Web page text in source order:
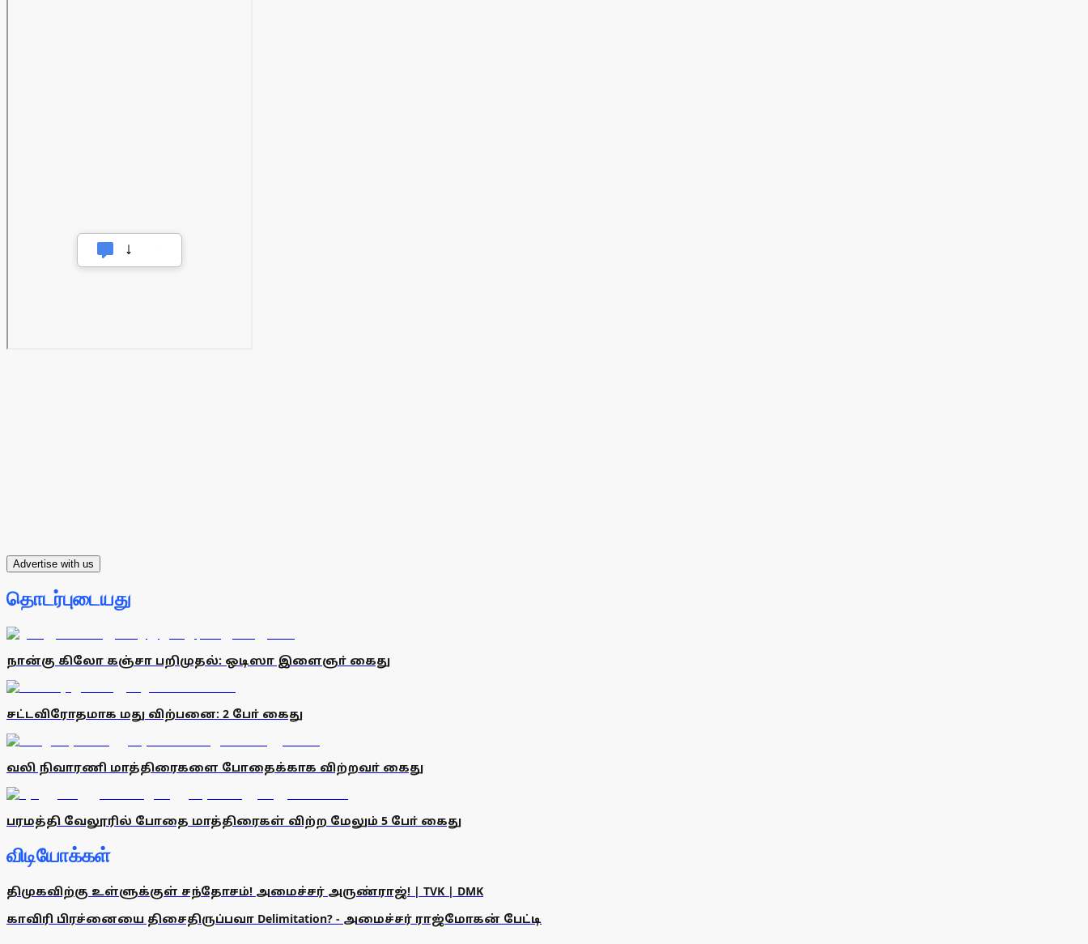
Advertise with us
தொடர்புடையது
நான்கு கிலோ கஞ்சா பறிமுதல்: ஒடிஸா இளைஞா் கைது
சட்டவிரோதமாக மது விற்பனை: 2 போ் கைது
வலி நிவாரணி மாத்திரைகளை போதைக்காக விற்றவா் கைது
பரமத்தி வேலூரில் போதை மாத்திரைகள் விற்ற மேலும் 5 போ் கைது
விடியோக்கள்
திமுகவிற்கு உள்ளுக்குள் சந்தோசம்! அமைச்சர் அருண்ராஜ்! | TVK | DMK
காவிரி பிரச்னையை திசைதிருப்பவா Delimitation? - அமைச்சர் ராஜ்மோகன் பேட்டி